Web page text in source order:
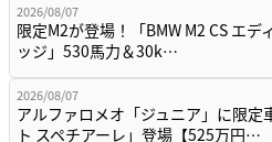
2026/08/07
限定M2が登場！「BMW M2 CS エデ
ッジ」530馬力＆30k…
2026/08/07
アルファロメオ「ジュニア」に限定
ト スペチアーレ」登場【525万円…